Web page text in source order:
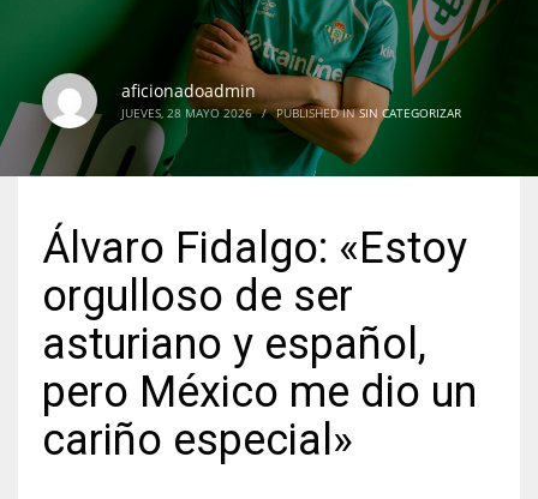
aficionadoadmin
JUEVES, 28 MAYO 2026 / PUBLISHED INSIN CATEGORIZAR
Álvaro Fidalgo: «Estoy
orgulloso de ser
asturiano y español,
pero México me dio un
cariño especial»